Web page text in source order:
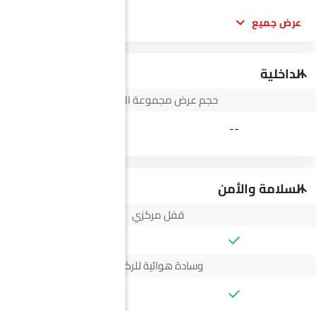
عرض جميع
الداخلية
حجم عرض مجموعة الأجهزة
--
السلامة والأمن
قفل مركزي
وسادة هوائية للركاب